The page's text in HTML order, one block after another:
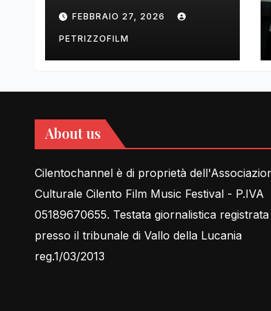
tell Lessons in Love
FEBBRAIO 27, 2026
PETRIZZOFILM
About us
Cilentochannel è di proprietà
Culturale Cilento Film Music Festival - P.IVA
05189670655. Testata giornalistica registrata
presso il tribunale di Vallo della Lucania
reg.1/03/2013